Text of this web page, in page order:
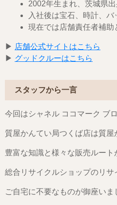
2002年生まれ、茨城県
入社後は宝石、時計、
現在では店舗責任者補
▶︎ 店舗公式サイトはこちら
▶︎ グッドクルーはこちら
スタッフから一言
今回はシャネル ココマーク ブ
質屋かんてい局つくば店は質
豊富な知識と様々な販売ルー
総合リサイクルショップのリ
ご自宅に不要なものが御座い